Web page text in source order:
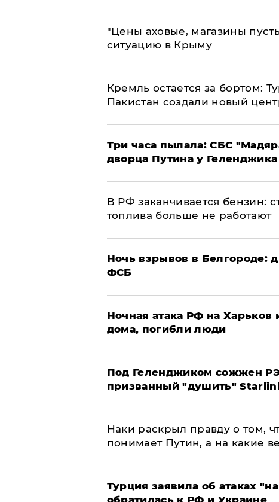
​"Цены аховые, магазины
ситуацию в Крыму
​Кремль остается за бортом:
Пакистан создали новый
Три часа пылала: СБС
дворца Путина у Геленджика
​В РФ заканчивается бензин:
топлива больше не работают
​Ночь взрывов в Белгороде:
ФСБ
​Ночная атака РФ на
дома, погибли люди
Под Геленджиком сожжен
призванный "душить"
Наки раскрыл правду о том,
понимает Путин, а на какие
Турция заявила об атаках
обратилась к РФ и Украине